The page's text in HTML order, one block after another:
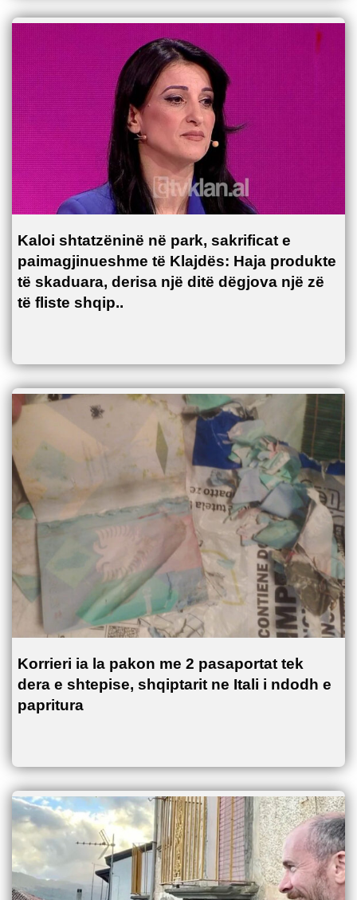
Kaloi shtatzëninë në park, sakrificat e
paimagjinueshme të Klajdës: Haja produkte
të skaduara, derisa një ditë dëgjova një zë
të fliste shqip..
Korrieri ia la pakon me 2 pasaportat tek
dera e shtepise, shqiptarit ne Itali i ndodh e
papritura